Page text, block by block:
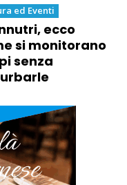
ed Eventi
ecco
si monitorano
senza